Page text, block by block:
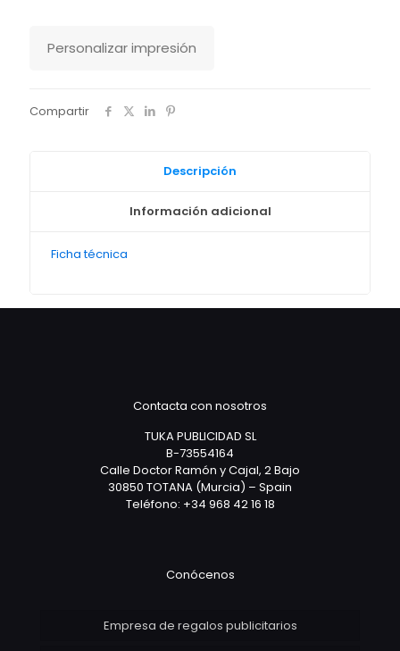
Personalizar impresión
Compartir
Descripción
Información adicional
Ficha técnica
Contacta con nosotros
TUKA PUBLICIDAD SL
B-73554164
Calle Doctor Ramón y Cajal, 2 Bajo
30850 TOTANA (Murcia) – Spain
Teléfono: +34 968 42 16 18
Conócenos
Empresa de regalos publicitarios